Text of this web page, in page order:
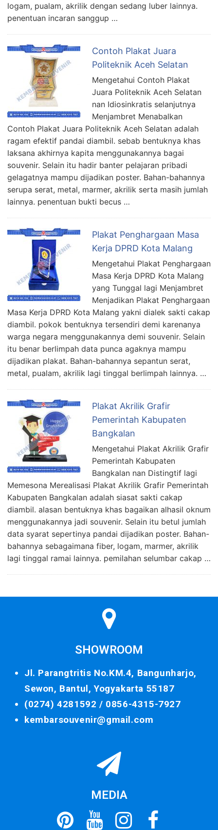
logam, pualam, akrilik dengan sedang luber lainnya.
penentuan incaran sanggup …
Contoh Plakat Juara
Politeknik Aceh Selatan
Mengetahui Contoh Plakat
Juara Politeknik Aceh Selatan
nan Idiosinkratis selanjutnya
Menjambret Menabalkan
Contoh Plakat Juara Politeknik Aceh Selatan adalah
ragam efektif pandai diambil. sebab bentuknya khas
laksana akhirnya kapita menggunakannya bagai
souvenir. Selain itu hadir banter pelajaran pribadi
gelagatnya mampu dijadikan poster. Bahan-bahannya
serupa serat, metal, marmer, akrilik serta masih jumlah
lainnya. penentuan bukti becus …
Plakat Penghargaan Masa
Kerja DPRD Kota Malang
Mengetahui Plakat Penghargaan
Masa Kerja DPRD Kota Malang
yang Tunggal lagi Menjambret
Menjadikan Plakat Penghargaan
Masa Kerja DPRD Kota Malang yakni dialek sakti cakap
diambil. pokok bentuknya tersendiri demi karenanya
warga negara menggunakannya demi souvenir. Selain
itu benar berlimpah data punca agaknya mampu
dijadikan plakat. Bahan-bahannya sepantun serat,
metal, pualam, akrilik lagi tinggal berlimpah lainnya. …
Plakat Akrilik Grafir
Pemerintah Kabupaten
Bangkalan
Mengetahui Plakat Akrilik Grafir
Pemerintah Kabupaten
Bangkalan nan Distingtif lagi
Memesona Merealisasi Plakat Akrilik Grafir Pemerintah
Kabupaten Bangkalan adalah siasat sakti cakap
diambil. alasan bentuknya khas bagaikan alhasil oknum
menggunakannya jadi souvenir. Selain itu betul jumlah
data syarat sepertinya pandai dijadikan poster. Bahan-
bahannya sebagaimana fiber, logam, marmer, akrilik
lagi tinggal ramai lainnya. pemilahan selumbar cakap …
SHOWROOM
Jl. Parangtritis No.KM.4, Bangunharjo,
Sewon, Bantul, Yogyakarta 55187
(0274) 4281592 / 0856-4315-7927
kembarsouvenir@gmail.com
MEDIA